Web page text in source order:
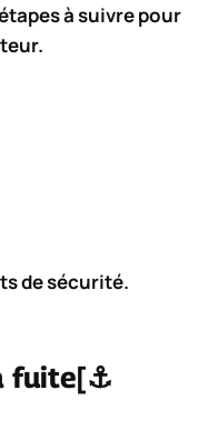
à suivre pour
de sécurité.
fuite[⚓